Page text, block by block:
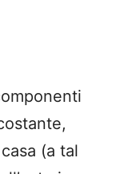
(a tal